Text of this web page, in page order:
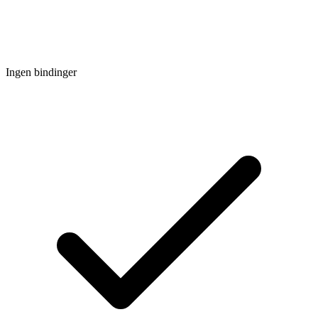
Ingen bindinger